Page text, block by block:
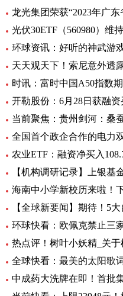
龙光集团荣获“2023年广
环球资讯：好听的神武游
时讯：富时中国A50指数
当前聚焦：贵州剑河：桑
全国首个政企合作的电力
【机构调研记录】上银基
环球快看：欧佩克禁止三
热点评！树叶小妖精_关
全球快看：最美的太阳歌